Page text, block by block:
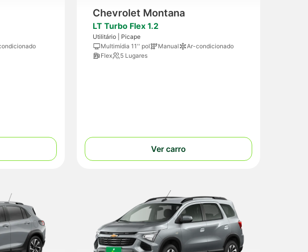
Chevrolet Montana
LT Turbo Flex 1.2
Utilitário | Picape
Multimídia 11'' pol
Manual
Ar-condicionado
Flex
5 Lugares
Ver carro